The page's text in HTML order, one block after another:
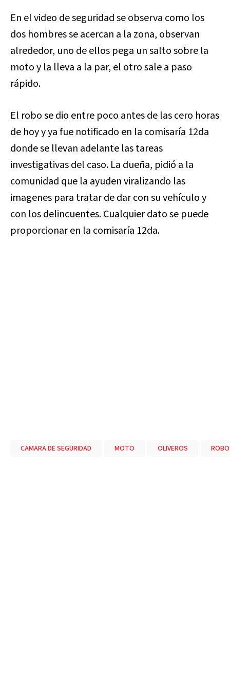
En el video de seguridad se observa como los
dos hombres se acercan a la zona, observan
alrededor, uno de ellos pega un salto sobre la
moto y la lleva a la par, el otro sale a paso
rápido.
El robo se dio entre poco antes de las cero horas
de hoy y ya fue notificado en la comisaría 12da
donde se llevan adelante las tareas
investigativas del caso. La dueña, pidió a la
comunidad que la ayuden viralizando las
imagenes para tratar de dar con su vehículo y
con los delincuentes. Cualquier dato se puede
proporcionar en la comisaría 12da.
CAMARA DE SEGURIDAD MOTO OLIVEROS ROBO